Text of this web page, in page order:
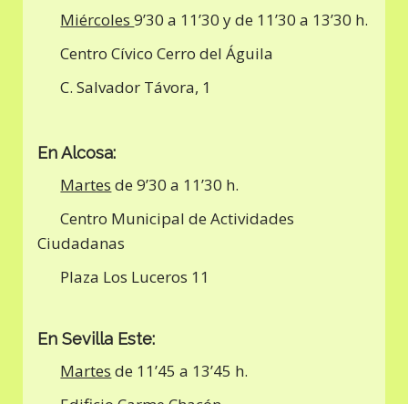
Miércoles9’30 a 11’30 y de 11’30 a 13’30 h.
Centro Cívico Cerro del Águila
C. Salvador Távora, 1
En Alcosa:
Martes de 9’30 a 11’30 h.
Centro Municipal de Actividades
Ciudadanas
Plaza Los Luceros 11
En Sevilla Este:
Martes de 11’45 a 13’45 h.